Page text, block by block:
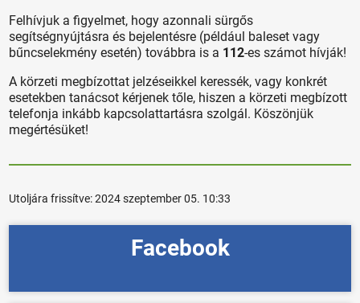
Felhívjuk a figyelmet, hogy azonnali sürgős
segítségnyújtásra és bejelentésre (például baleset vagy
bűncselekmény esetén) továbbra is a 112-es számot hívják!
A körzeti megbízottat jelzéseikkel keressék, vagy konkrét
esetekben tanácsot kérjenek tőle, hiszen a körzeti megbízott
telefonja inkább kapcsolattartásra szolgál. Köszönjük
megértésüket!
Utoljára frissítve:2024 szeptember 05. 10:33
Facebook